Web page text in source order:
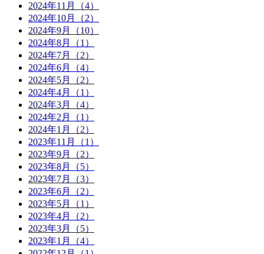
2024年11月（4）
2024年10月（2）
2024年9月（10）
2024年8月（1）
2024年7月（2）
2024年6月（4）
2024年5月（2）
2024年4月（1）
2024年3月（4）
2024年2月（1）
2024年1月（2）
2023年11月（1）
2023年9月（2）
2023年8月（5）
2023年7月（3）
2023年6月（2）
2023年5月（1）
2023年4月（2）
2023年3月（5）
2023年1月（4）